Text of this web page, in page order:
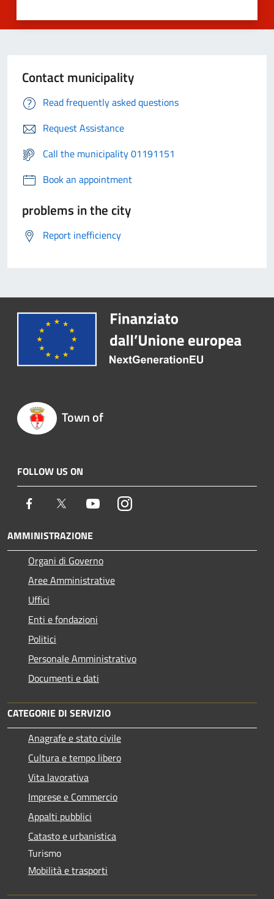
Contact municipality
Read frequently asked questions
Request Assistance
Call the municipality 01191151
Book an appointment
problems in the city
Report inefficiency
Town of
FOLLOW US ON
Facebook Twitter YoutubeInstagram
AMMINISTRAZIONE
Organi di Governo
Aree Amministrative
Uffici
Enti e fondazioni
Politici
Personale Amministrativo
Documenti e dati
CATEGORIE DI SERVIZIO
Anagrafe e stato civile
Cultura e tempo libero
Vita lavorativa
Imprese e Commercio
Appalti pubblici
Catasto e urbanistica
Turismo
Mobilità e trasporti